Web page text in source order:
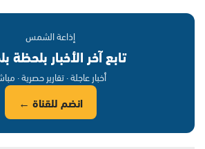
إذاعة الشمس
تابع آخر الأخبار بلحظة
أخبار عاجلة · تقارير حصرية ·
انضم للقناة ←